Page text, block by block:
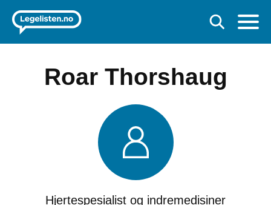
Roar Thorshaug
Hjertespesialist og indremedisiner